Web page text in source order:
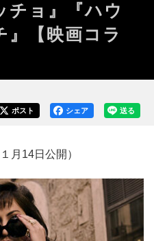
チョ』『ハウ
』【映画コラ
送る
シェア
ポスト
１月14日公開）